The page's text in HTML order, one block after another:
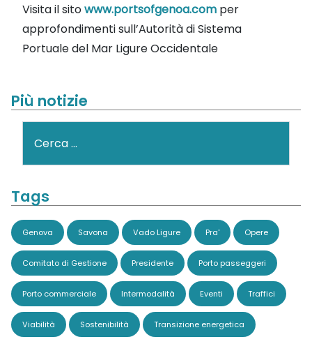
Visita il sitowww.portsofgenoa.com per
approfondimenti sull’Autorità di Sistema
Portuale del Mar Ligure Occidentale
Più notizie
Tags
Genova Savona Vado Ligure Pra' Opere
Comitato di Gestione Presidente Porto passeggeri
Porto commerciale Intermodalità Eventi Traffici
Viabilità Sostenibilità Transizione energetica